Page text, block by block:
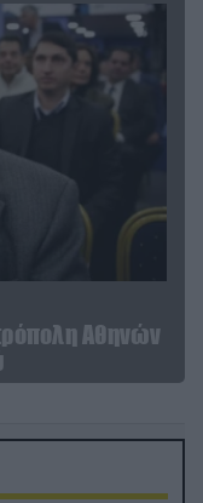
Αθηνών